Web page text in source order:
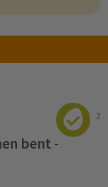
2
bent -